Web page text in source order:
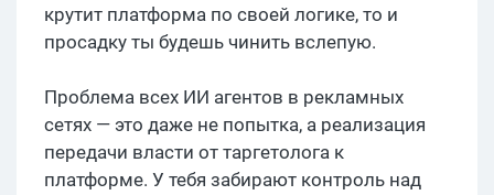
крутит платформа по своей логике, то и
просадку ты будешь чинить вслепую.
Проблема всех ИИ агентов в рекламных
сетях — это даже не попытка, а реализация
передачи власти от таргетолога к
платформе. У тебя забирают контроль над